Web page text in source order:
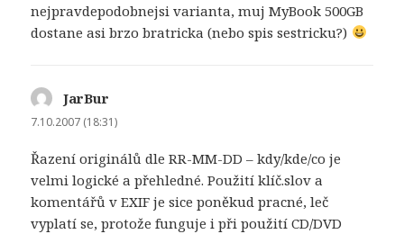
nejpravdepodobnejsi varianta, muj MyBook 500GB
dostane asi brzo bratricka (nebo spis sestricku?)
JarBur
7.10.2007 (18:31)
Řazení originálů dle RR-MM-DD – kdy/kde/co je
velmi logické a přehledné. Použití klíč.slov a
komentářů v EXIF je sice poněkud pracné, leč
vyplatí se, protože funguje i při použití CD/DVD